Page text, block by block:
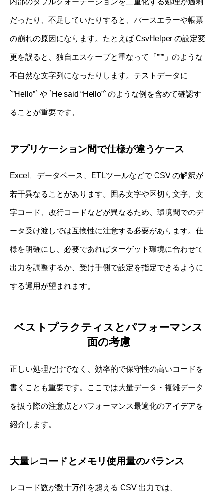
内部のダブルクォーテーションを二重化する処理が過剰
だったり、不足していたりすると、パースエラーや帳票
の崩れの原因になります。たとえば CsvHelper の設定変
更を誤ると、独自エスケープと重なって「”””」のような
不自然な文字列になったりします。テストデータに
`”Hello”` や `He said “Hello”` のような例を含めて確認す
ることが重要です。
アプリケーション間で仕様が違うケース
Excel、データベース、ETLツールなどで CSV の解釈が
若干異なることがあります。囲み文字や区切り文字、文
字コード、改行コードなどが異なるため、環境間でのデ
ータ受け渡しでは互換性に注意する必要があります。仕
様を明確にし、必要であればターゲット環境に合わせて
出力を調整するか、受け手側で設定を指定できるように
する運用が望まれます。
ベストプラクティスとパフォーマンス
面の考慮
正しい処理だけでなく、効率的で保守性の高いコードを
書くことも重要です。ここでは大量データ・複雑データ
を扱う際の注意点とパフォーマンス最適化のアイデアを
紹介します。
大量レコードとメモリ使用量のバランス
レコード数が数十万件を超える CSV 出力では、